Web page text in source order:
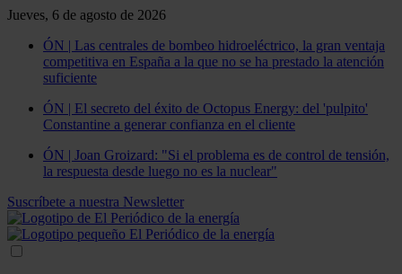
Jueves, 6 de agosto de 2026
ÓN | Las centrales de bombeo hidroeléctrico, la gran ventaja
competitiva en España a la que no se ha prestado la atención
suficiente
ÓN | El secreto del éxito de Octopus Energy: del 'pulpito'
Constantine a generar confianza en el cliente
ÓN | Joan Groizard: "Si el problema es de control de tensión,
la respuesta desde luego no es la nuclear"
Suscríbete a nuestra Newsletter